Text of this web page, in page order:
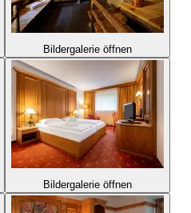
Bildergalerie öffnen
Bildergalerie öffnen